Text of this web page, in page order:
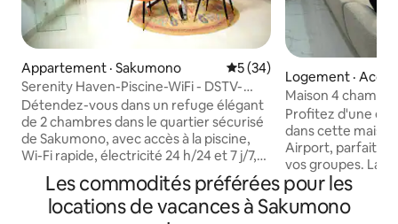
Appartement · Sakumono Note moyenne de 5 sur 5,
5 (34)
Serenity Haven-Piscine-WiFi - DSTV-
15 min de la plage
Détendez-vous dans un refuge élégant
de 2 chambres dans le quartier sécurisé
de Sakumono, avec accès à la piscine,
Wi-Fi rapide, électricité 24 h/24 et 7 j/7,
et un environnement paisible près des
plages et des lieux populaires d'Accra.
Idéal pour les couples, les familles, les
Logement · Accra
Maison 4
8 voyageurs, 4,5
Profitez d'une
dans cette
Airport, parfaite
vos groupes. La
équipée avec
fonctionnelle, lits
canapé
Les commodités préférées pour les
locations de vacances à Sakumono